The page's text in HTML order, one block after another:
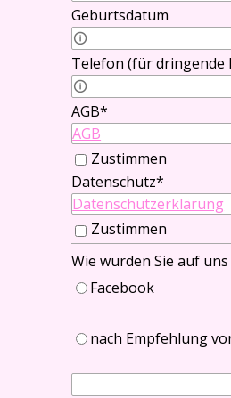
Geburtsdatum
Telefon (für dringende
Telefon Partner/in
AGB*
AGB
Zustimmen
Datenschutz*
Datenschutzerklärung
Zustimmen
Wie wurden Sie auf
Facebook
nach Empfehlung